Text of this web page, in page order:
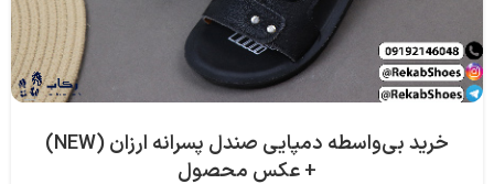
خرید بی‌واسطه دمپایی صندل پسرانه ارزان (NEW)
+ عکس محصول